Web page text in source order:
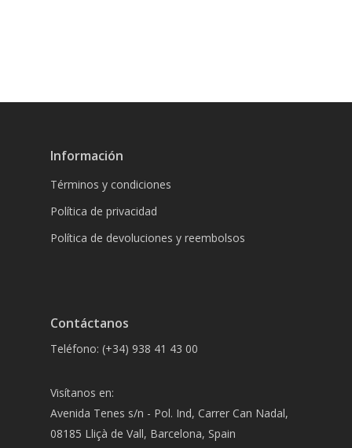
Información
Términos y condiciones
Política de privacidad
Política de devoluciones y reembolsos
Contáctanos
Teléfono: (+34) 938 41 43 00
Visítanos en:
Avenida Tenes s/n - Pol. Ind, Carrer Can Nadal,
08185 Lliçà de Vall, Barcelona, Spain